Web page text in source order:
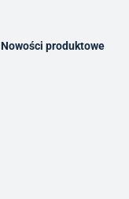
Nowości produktowe